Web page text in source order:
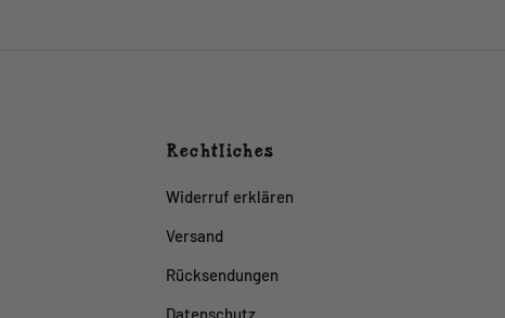
Rechtliches
Widerruf erklären
Versand
Rücksendungen
Datenschutz